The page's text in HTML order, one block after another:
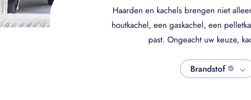
Haarden en kachels brengen niet
houtkachel, een gaskachel, een
past. Ongeacht uw keuze,
Brandstof